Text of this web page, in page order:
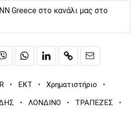
Greece στο κανάλι μας στο
· ΕΚΤ · Χρηματιστήριο ·
· ΛΟΝΔΙΝΟ · ΤΡΑΠΕΖΕΣ ·